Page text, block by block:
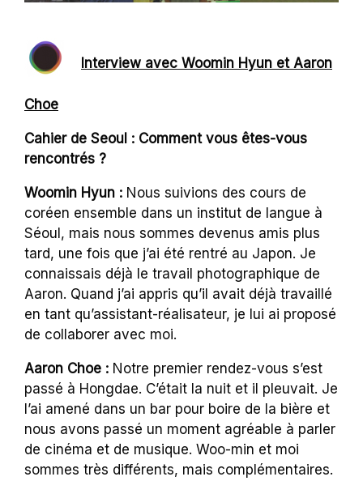
Interview avec Woomin Hyun et Aaron
Choe
Cahier de Seoul : Comment vous êtes-vous
rencontrés ?
Woomin Hyun : Nous suivions des cours de
coréen ensemble dans un institut de langue à
Séoul, mais nous sommes devenus amis plus
tard, une fois que j’ai été rentré au Japon. Je
connaissais déjà le travail photographique de
Aaron. Quand j’ai appris qu’il avait déjà travaillé
en tant qu’assistant-réalisateur, je lui ai proposé
de collaborer avec moi.
Aaron Choe : Notre premier rendez-vous s’est
passé à Hongdae. C’était la nuit et il pleuvait. Je
l’ai amené dans un bar pour boire de la bière et
nous avons passé un moment agréable à parler
de cinéma et de musique. Woo-min et moi
sommes très différents, mais complémentaires.